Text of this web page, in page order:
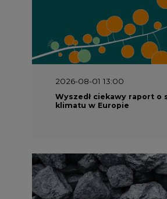
2026-08-01 13:00
Wyszedł ciekawy raport o
klimatu w Europie